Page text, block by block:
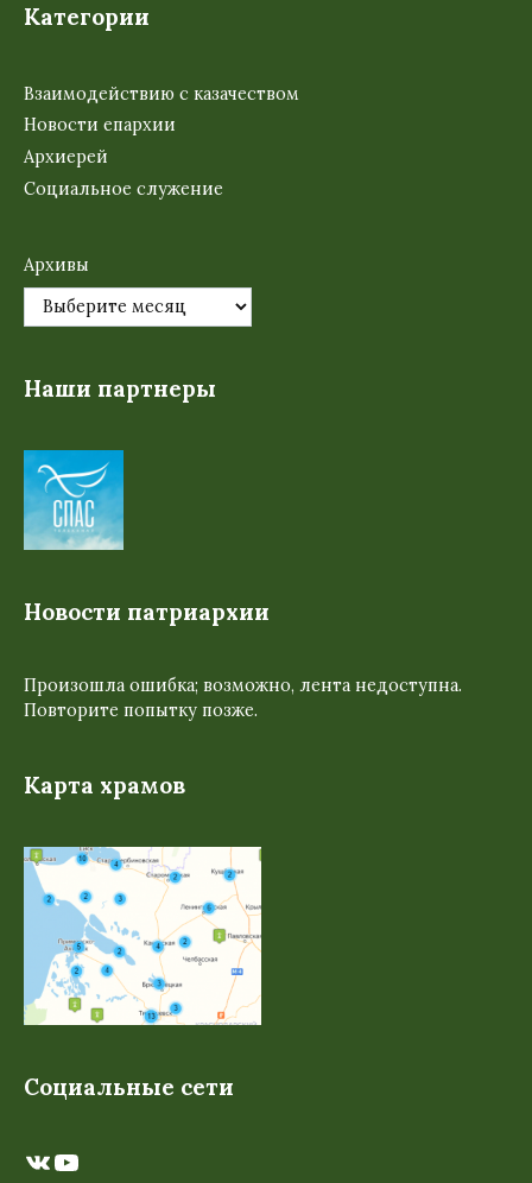
Категории
Взаимодействию с казачеством
Новости епархии
Архиерей
Социальное служение
Архивы
Наши партнеры
Новости патриархии
Произошла ошибка; возможно, лента недоступна.
Повторите попытку позже.
Карта храмов
Социальные сети
ВКонтакте
YouTube